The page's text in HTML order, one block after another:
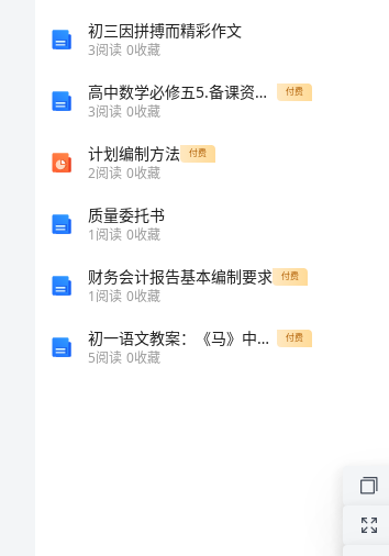
初三因拼搏而精彩作文
3阅读 0收藏
高中数学必修五5.备课资料3.3.2-简单线性规划问题教案课时训练练习教案课件 付费
3阅读 0收藏
计划编制方法 付费
2阅读 0收藏
质量委托书
1阅读 0收藏
财务会计报告基本编制要求 付费
1阅读 0收藏
初一语文教案：《马》中的描写手法与情感共鸣的艺术魅力 付费
5阅读 0收藏